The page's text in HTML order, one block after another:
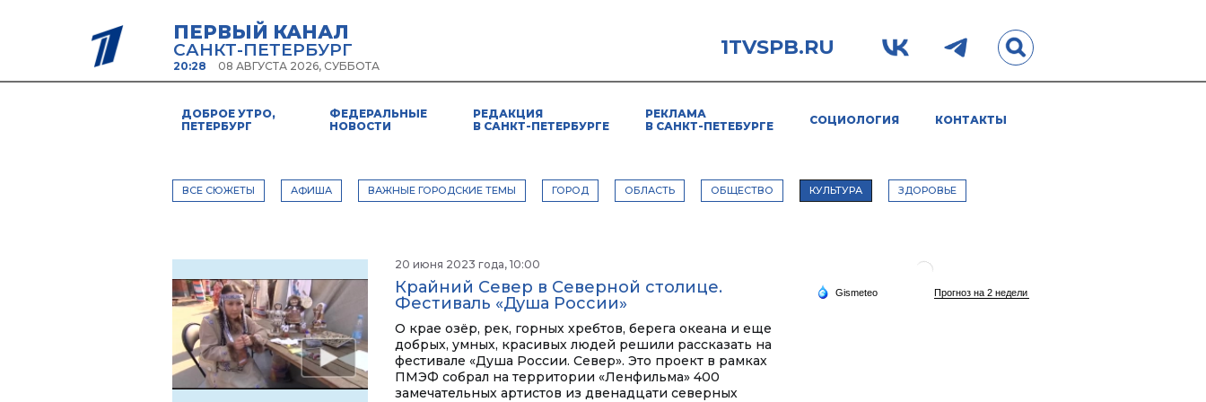
ПЕРВЫЙ КАНАЛ
САНКТ-ПЕТЕРБУРГ
20:28 08 АВГУСТА 2026, СУББОТА
1TVSPB.RU
ДОБРОЕ УТРО,
ПЕТЕРБУРГ
ФЕДЕРАЛЬНЫЕ
НОВОСТИ
РЕДАКЦИЯ
В САНКТ-ПЕТЕРБУРГЕ
РЕКЛАМА
В САНКТ-ПЕТЕБУРГЕ
СОЦИОЛОГИЯ КОНТАКТЫ
ВСЕ СЮЖЕТЫ АФИША ВАЖНЫЕ ГОРОДСКИЕ ТЕМЫ ГОРОД ОБЛАСТЬ ОБЩЕСТВО КУЛЬТУРА ЗДОРОВЬЕ
20 июня 2023 года, 10:00
Крайний Север в Северной столице.
Фестиваль «Душа России»
О крае озёр, рек, горных хребтов, берега океана и еще
добрых, умных, красивых людей решили рассказать на
фестивале «Душа России. Север». Это проект в рамках
ПМЭФ собрал на территории «Ленфильма» 400
замечательных артистов из двенадцати северных